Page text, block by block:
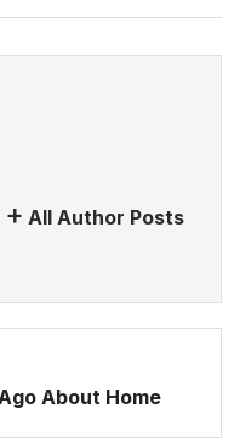
All Author Posts
About Home